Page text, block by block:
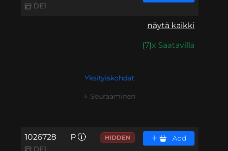
DE1
näytä kaikki
{7}x Saatavilla
Yksityiskohdat
⭐ Seuraaminen
1026728
DE1
P HIDDEN Add